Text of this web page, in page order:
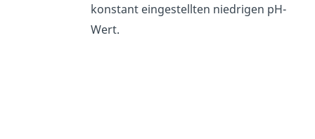
konstant eingestellten niedrigen pH-
Wert.